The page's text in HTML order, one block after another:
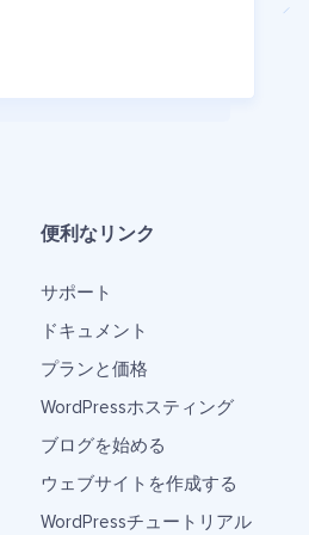
便利なリンク
サポート
ドキュメント
プランと価格
WordPressホスティング
ブログを始める
ウェブサイトを作成する
WordPressチュートリアル